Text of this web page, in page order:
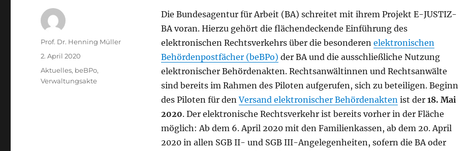
Die Bundesagentur für Arbeit (BA) schreitet mit ihrem Projekt E-JUSTIZ-
BA voran. Hierzu gehört die flächendeckende Einführung des
elektronischen Rechtsverkehrs über die besonderen elektronischen
Behördenpostfächer (beBPo) der BA und die ausschließliche Nutzung
elektronischer Behördenakten. Rechtsanwältinnen und Rechtsanwälte
sind bereits im Rahmen des Piloten aufgerufen, sich zu beteiligen. Beginn
des Piloten für denVersand elektronischer Behördenaktenist der 18. Mai
2020. Der elektronische Rechtsverkehr ist bereits vorher in der Fläche
möglich: Ab dem 6. April 2020 mit den Familienkassen, ab dem 20. April
2020 in allen SGB II- und SGB III-Angelegenheiten, sofern die BA oder
Autor
Prof. Dr. Henning Müller
Veröffentlicht
am
2. April 2020
Kategorien
Aktuelles, beBPo,
Verwaltungsakte